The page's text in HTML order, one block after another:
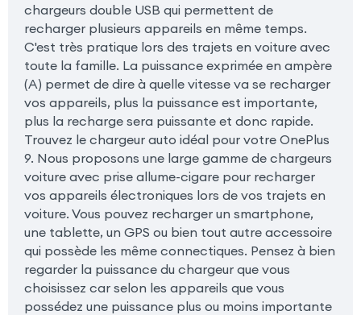
chargeurs double USB qui permettent de
recharger plusieurs appareils en même temps.
C'est très pratique lors des trajets en voiture avec
toute la famille. La puissance exprimée en ampère
(A) permet de dire à quelle vitesse va se recharger
vos appareils, plus la puissance est importante,
plus la recharge sera puissante et donc rapide.
Trouvez le chargeur auto idéal pour votre OnePlus
9. Nous proposons une large gamme de chargeurs
voiture avec prise allume-cigare pour recharger
vos appareils électroniques lors de vos trajets en
voiture. Vous pouvez recharger un smartphone,
une tablette, un GPS ou bien tout autre accessoire
qui possède les même connectiques. Pensez à bien
regarder la puissance du chargeur que vous
choisissez car selon les appareils que vous
possédez une puissance plus ou moins importante